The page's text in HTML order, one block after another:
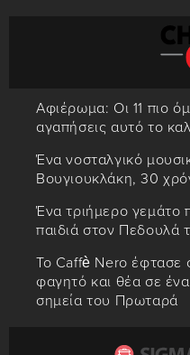
Αφιέρωμα: Οι 11 πιο
αγαπήσεις αυτό το
Ένα νοσταλγικό
Βουγιουκλάκη, 30
Ένα τριήμερο γεμάτο
παιδιά στον Πεδουλά
Το Caffè Nero έφτασε
φαγητό και θέα σε
σημεία του Πρωταρά